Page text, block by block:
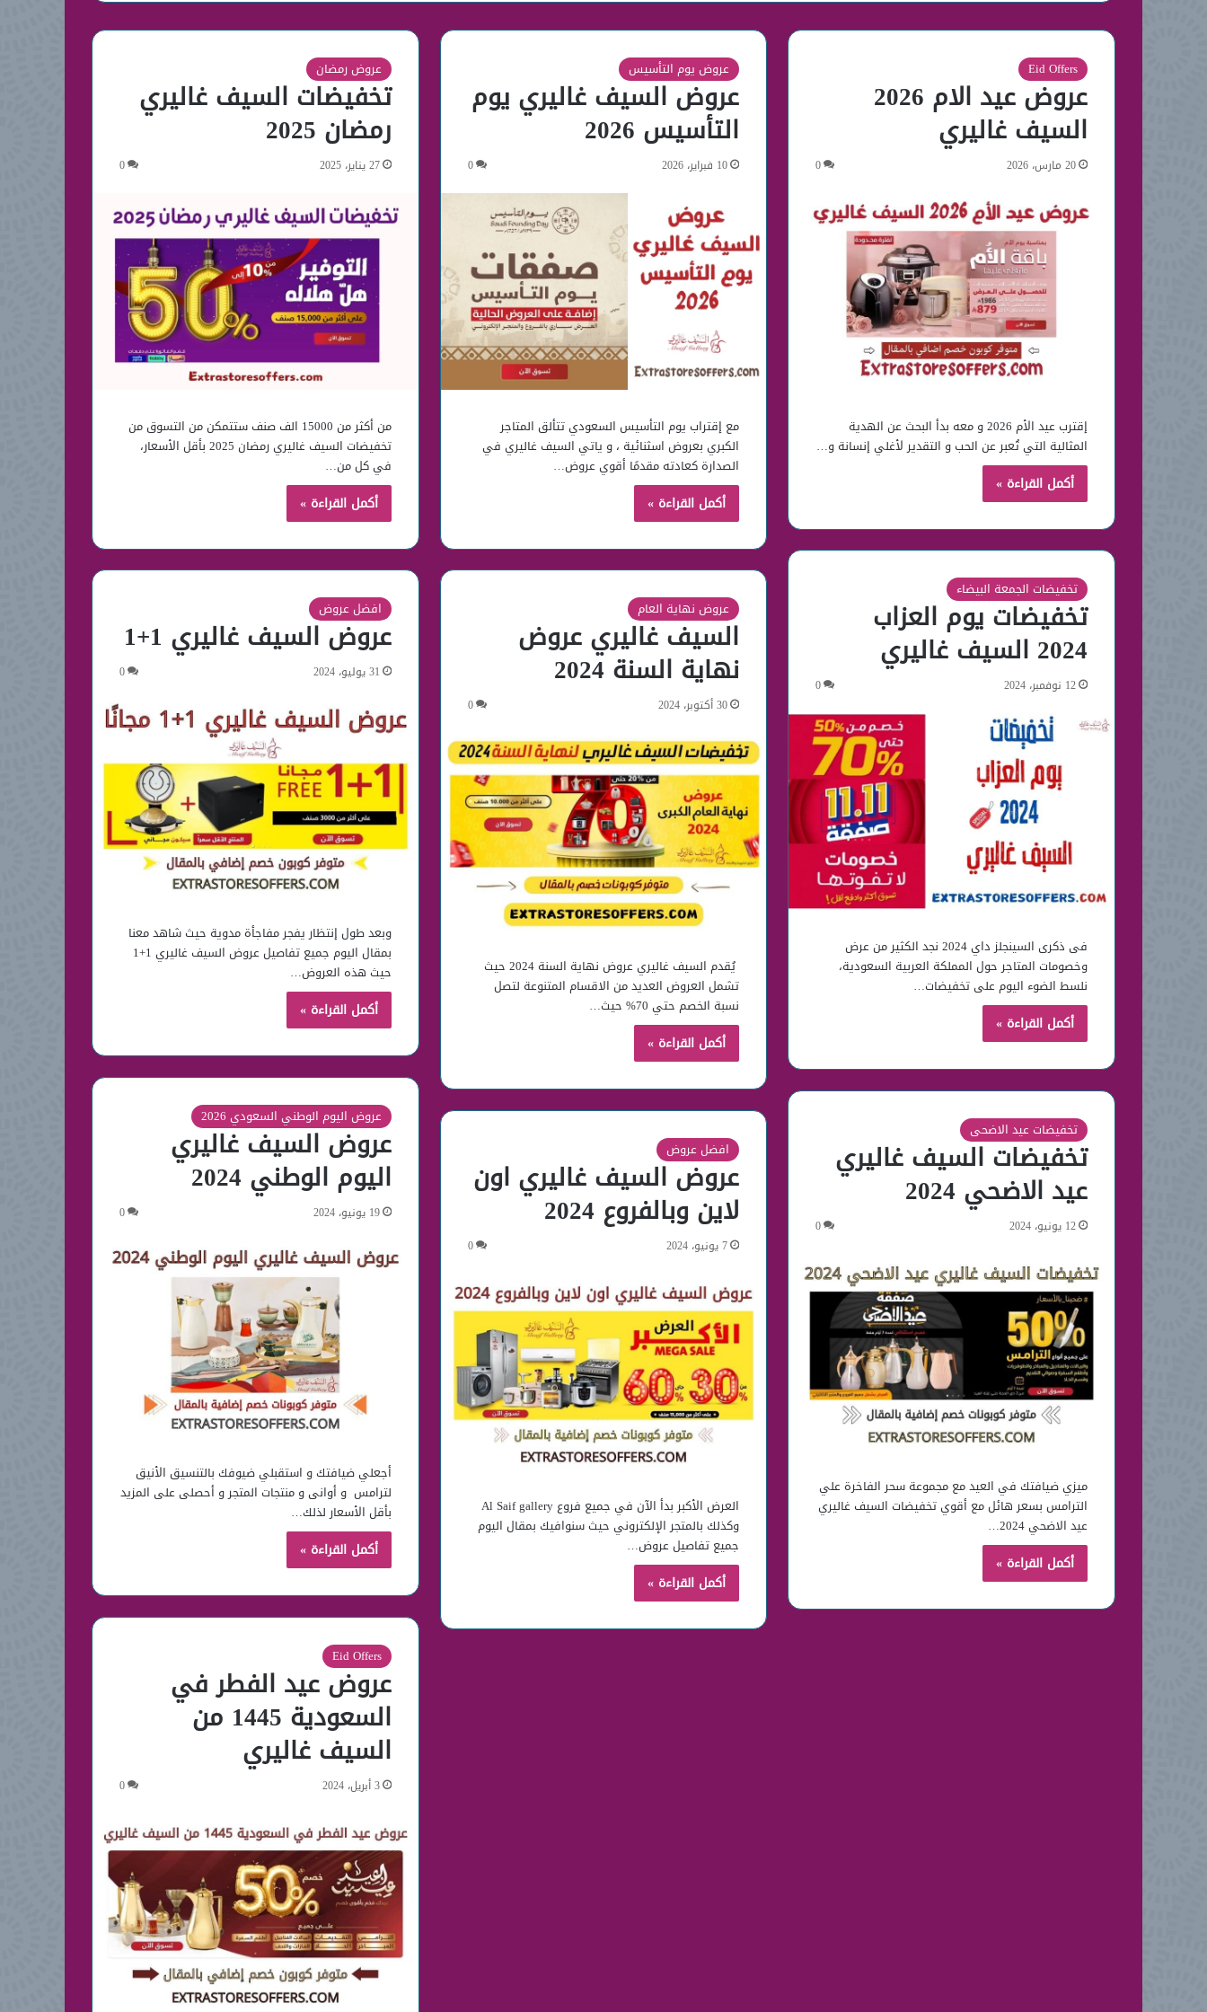
Eid Offers
عروض عيد الام 2026
السيف غاليري
20 مارس، 2026 0
إقترب عيد الأم 2026 و معه بدأ البحث عن الهدية
المثالية التي تُعبر عن الحب و التقدير لأغلي إنسانة و…
أكمل القراءة »
عروض يوم التأسيس
عروض السيف غاليري يوم
التأسيس 2026
10 فبراير، 2026 0
مع إقتراب يوم التأسيس السعودي تتألق المتاجر
الكبري بعروض اسثنائية ، و ياتي السيف غاليري في
الصدارة كعادته مقدمًا أقوي عروض…
أكمل القراءة »
عروض رمضان
تخفيضات السيف غاليري
رمضان 2025
27 يناير، 2025 0
من أكثر من 15000 الف صنف ستتمكن من التسوق من
تخفيضات السيف غاليري رمضان 2025 بأقل الأسعار،
في كل من…
أكمل القراءة »
تخفيضات الجمعة البيضاء
تخفيضات يوم العزاب
2024 السيف غاليري
12 نوفمبر، 2024 0
فى ذكرى السينجلز داي 2024 نجد الكثير من عرض
وخصومات المتاجر حول المملكة العربية السعودية،
نلسط الضوء اليوم على تخفيضات…
أكمل القراءة »
عروض نهاية العام
السيف غاليري عروض
نهاية السنة 2024
30 أكتوبر، 2024 0
يُقدم السيف غاليري عروض نهاية السنة 2024 حيث
تشمل العروض العديد من الاقسام المتنوعة لتصل
نسبة الخصم حتي 70% حيث…
أكمل القراءة »
افضل عروض
عروض السيف غاليري 1+1
31 يوليو، 2024 0
وبعد طول إنتظار يفجر مفاجأة مدوية حيث شاهد معنا
بمقال اليوم جميع تفاصيل عروض السيف غاليري 1+1
حيث هذه العروض…
أكمل القراءة »
عروض اليوم الوطني السعودي 2026
عروض السيف غاليري
اليوم الوطني 2024
19 يونيو، 2024 0
أجعلي ضيافتك و استقبلي ضيوفك بالتنسيق الأنيق
لترامس و أوانى و منتجات المتجر و أحصلى على المزيد
بأقل الأسعار لذلك…
أكمل القراءة »
تخفيضات عيد الاضحى
تخفيضات السيف غاليري
عيد الاضحي 2024
12 يونيو، 2024 0
ميزي ضيافتك في العيد مع مجموعة سحر الفاخرة علي
الترامس بسعر هائل مع أقوي تخفيضات السيف غاليري
عيد الاضحي 2024…
أكمل القراءة »
افضل عروض
عروض السيف غاليري اون
لاين وبالفروع 2024
7 يونيو، 2024 0
العرض الأكبر بدأ الآن في جميع فروع Al Saif gallery
وكذلك بالمتجر الإلكتروني حيث سنوافيك بمقال اليوم
جميع تفاصيل عروض…
أكمل القراءة »
Eid Offers
عروض عيد الفطر في
السعودية 1445 من
السيف غاليري
3 أبريل، 2024 0